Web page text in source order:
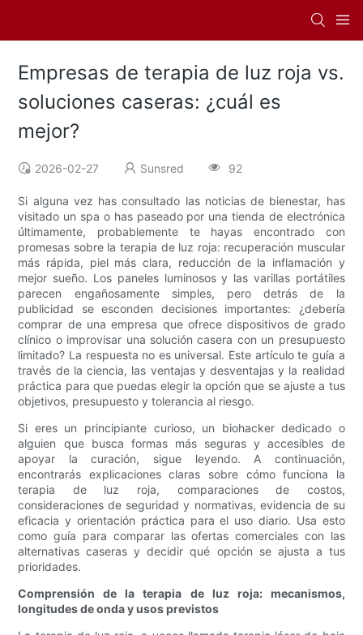
Empresas de terapia de luz roja vs.
soluciones caseras: ¿cuál es
mejor?
2026-02-27 Sunsred 92
Si alguna vez has consultado las noticias de bienestar, has
visitado un spa o has paseado por una tienda de electrónica
últimamente, probablemente te hayas encontrado con
promesas sobre la terapia de luz roja: recuperación muscular
más rápida, piel más clara, reducción de la inflamación y
mejor sueño. Los paneles luminosos y las varillas portátiles
parecen engañosamente simples, pero detrás de la
publicidad se esconden decisiones importantes: ¿debería
comprar de una empresa que ofrece dispositivos de grado
clínico o improvisar una solución casera con un presupuesto
limitado? La respuesta no es universal. Este artículo te guía a
través de la ciencia, las ventajas y desventajas y la realidad
práctica para que puedas elegir la opción que se ajuste a tus
objetivos, presupuesto y tolerancia al riesgo.
Si eres un principiante curioso, un biohacker dedicado o
alguien que busca formas más seguras y accesibles de
apoyar la curación, sigue leyendo. A continuación,
encontrarás explicaciones claras sobre cómo funciona la
terapia de luz roja, comparaciones de costos,
consideraciones de seguridad y normativas, evidencia de su
eficacia y orientación práctica para el uso diario. Usa esto
como guía para comparar las ofertas comerciales con las
alternativas caseras y decidir qué opción se ajusta a tus
prioridades.
Comprensión de la terapia de luz roja: mecanismos,
longitudes de onda y usos previstos